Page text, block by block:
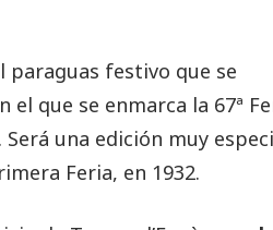
paraguas festivo que se
que se enmarca la 67ª
una edición muy
Feria, en 1932.